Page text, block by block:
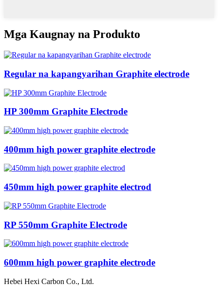
Mga Kaugnay na Produkto
Regular na kapangyarihan Graphite electrode
HP 300mm Graphite Electrode
400mm high power graphite electrode
450mm high power graphite electrod
RP 550mm Graphite Electrode
600mm high power graphite electrode
Hebei Hexi Carbon Co., Ltd.